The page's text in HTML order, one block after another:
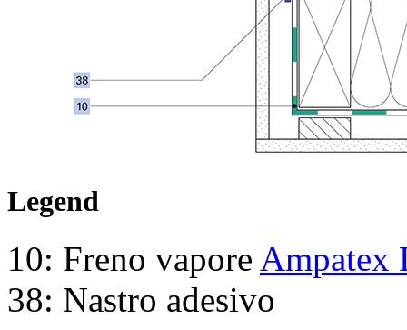
Legend
10: Freno vapore Ampatex
38: Nastro adesivo